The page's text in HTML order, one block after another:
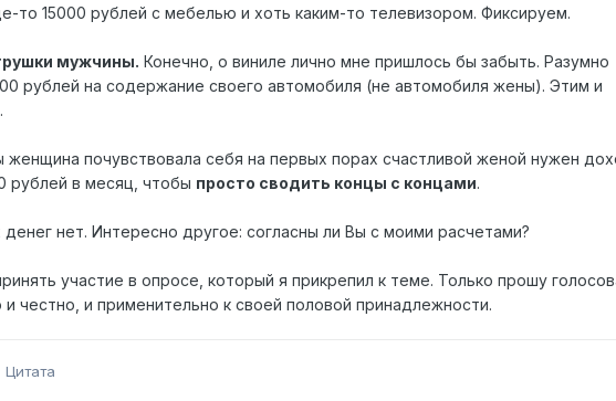
то 15000 рублей с мебелью и хоть каким-то телевизором. Фиксируем.
мужчины. Конечно, о виниле лично мне пришлось бы забыть. Разумно
рублей на содержание своего автомобиля (не автомобиля жены). Этим и
женщина почувствовала себя на первых порах счастливой женой нужен
рублей в месяц, чтобы просто сводить концы с концами.
денег нет. Интересно другое: согласны ли Вы с моими расчетами?
участие в опросе, который я прикрепил к теме. Только прошу
и честно, и применительно к своей половой принадлежности.
Цитата